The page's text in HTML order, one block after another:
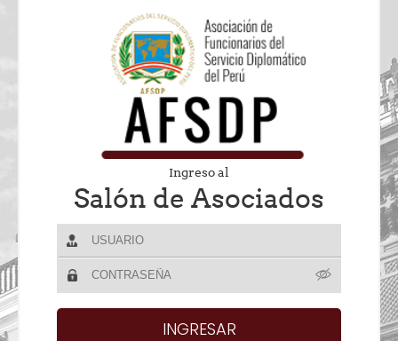
Ingreso al
Salón de Asociados